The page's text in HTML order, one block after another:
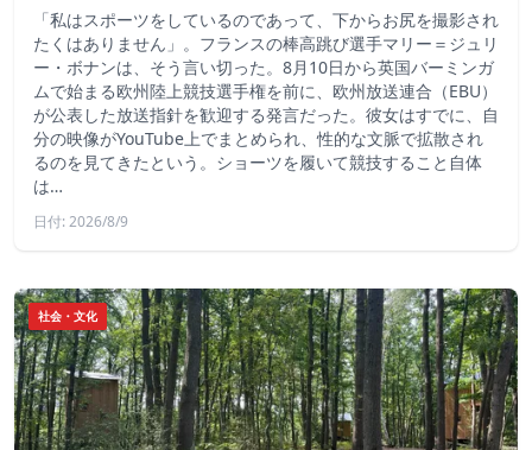
「私はスポーツをしているのであって、下からお尻を撮影され
たくはありません」。フランスの棒高跳び選手マリー＝ジュリ
ー・ボナンは、そう言い切った。8月10日から英国バーミンガ
ムで始まる欧州陸上競技選手権を前に、欧州放送連合（EBU）
が公表した放送指針を歓迎する発言だった。彼女はすでに、自
分の映像がYouTube上でまとめられ、性的な文脈で拡散され
るのを見てきたという。ショーツを履いて競技すること自体
は…
日付: 2026/8/9
社会・文化